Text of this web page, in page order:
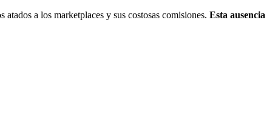
a los marketplaces y sus costosas comisiones. Esta ausencia